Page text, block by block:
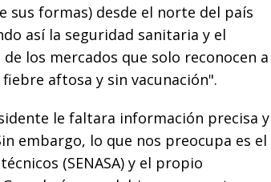
sus formas) desde el norte del país
así la seguridad sanitaria y el
los mercados que solo reconocen a
aftosa y sin vacunación".
le faltara información precisa y
embargo, lo que nos preocupa es el
(SENASA) y el propio